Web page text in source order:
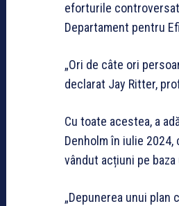
eforturile
Departament pentru
„Ori de câte ori
declarat Jay Ritter,
Cu toate acestea, a
Denholm în iulie
vândut acțiuni pe
„Depunerea unui